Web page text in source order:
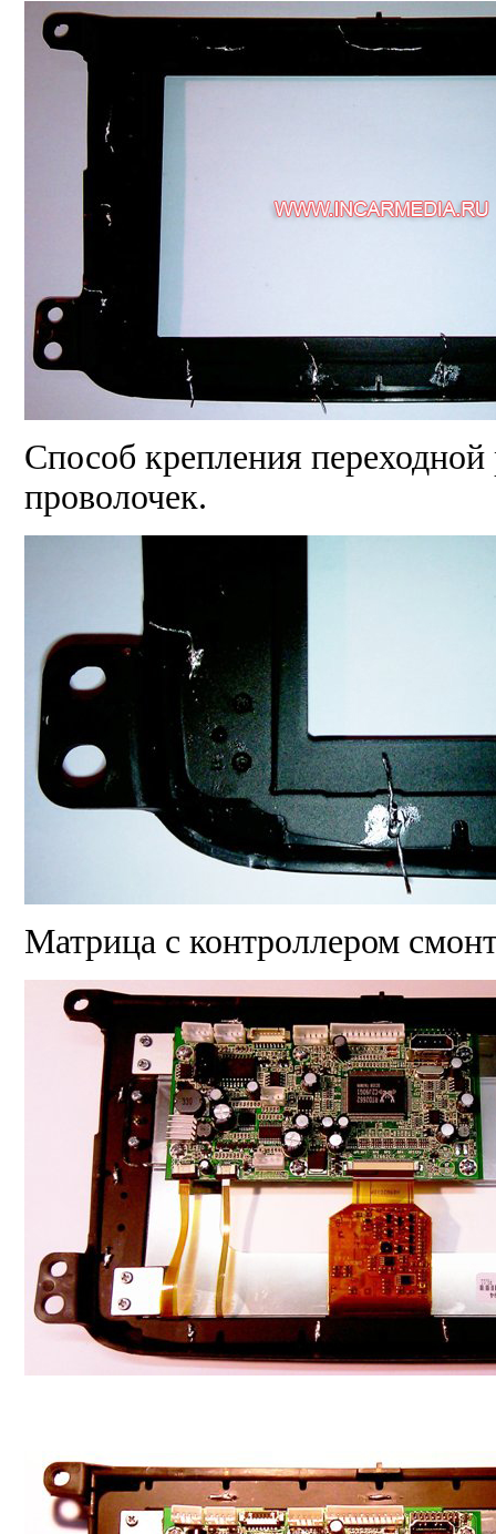
Способ крепления
проволочек.
Матрица с контроллером